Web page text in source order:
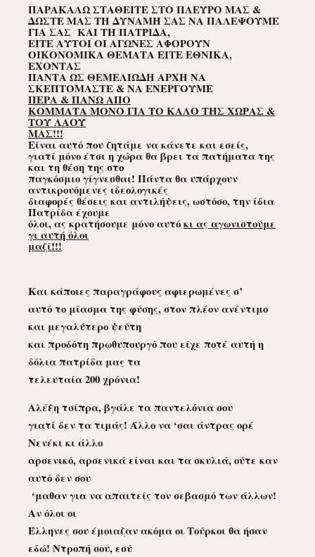
ΠΑΡΑΚΑΛΩ ΣΤΑΘΕΙΤΕ ΣΤΟ ΠΛΕΥΡΟ ΜΑΣ &
ΔΩΣΤΕ ΜΑΣ ΤΗ ΔΥΝΑΜΗ ΣΑΣ ΝΑ ΠΑΛΕΨΟΥΜΕ
ΓΙΑ ΣΑΣ ΚΑΙ ΤΗ ΠΑΤΡΙΔΑ,
ΕΙΤΕ ΑΥΤΟΙ ΟΙ ΑΓΩΝΕΣ ΑΦΟΡΟΥΝ
ΟΙΚΟΝΟΜΙΚΑ ΘΕΜΑΤΑ ΕΙΤΕ ΕΘΝΙΚΑ,
ΕΧΟΝΤΑΣ
ΠΑΝΤΑ ΩΣ ΘΕΜΕΛΙΩΔΗ ΑΡΧΗ ΝΑ
ΣΚΕΠΤΟΜΑΣΤΕ & ΝΑ ΕΝΕΡΓΟΥΜΕ
ΠΕΡΑ & ΠΑΝΩ ΑΠΟ
ΚΟΜΜΑΤΑ ΜΟΝΟ ΓΙΑ ΤΟ ΚΑΛΟ ΤΗΣ ΧΩΡΑΣ &
ΤΟΥ ΛΑΟΥ
ΜΑΣ!!!
Είναι αυτό που ζητάμε να κάνετε και εσείς,
γιατί μόνο έτσι η χώρα θα βρει τα πατήματα της
και τη θέση της στο
παγκόσμιο γίγνεσθαι! Πάντα θα υπάρχουν
αντικρουόμενες ιδεολογικές
διαφορές θέσεις και αντιλήψεις, ωστόσο, την ίδια
Πατρίδα έχουμε
όλοι, ας κρατήσουμε μόνο αυτόκι ας αγωνιστούμε
γι αυτή όλοι
μαζί!!!
Και κάποιες παραγράφους αφιερωμένες σ’
αυτό το μίασμα της φύσης, στον πλέον ανέντιμο
και μεγαλύτερο ψεύτη
και προδότη πρωθυπουργό που είχε ποτέ αυτή η
δόλια πατρίδα μας τα
τελευταία 200 χρόνια!
Αλέξη τσίπρα, βγάλε τα παντελόνια σου
γιατί δεν τα τιμάς! Άλλο να ‘σαι άντρας ορέ
Νενέκι κι άλλο
αρσενικό, αρσενικά είναι και τα σκυλιά, ούτε καν
αυτό δεν σου
‘μαθαν για να απαιτείς τον σεβασμό των άλλων!
Αν όλοι οι
Έλληνες σου έμοιαζαν ακόμα οι Τούρκοι θα ήσαν
εδώ! Ντροπή σου, εσύ